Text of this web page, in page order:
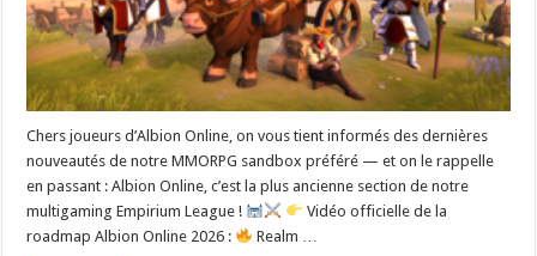
Chers joueurs d’Albion Online, on vous tient informés des dernières
nouveautés de notre MMORPG sandbox préféré — et on le rappelle
en passant : Albion Online, c’est la plus ancienne section de notre
multigaming Empirium League !
Vidéo officielle de la
roadmap Albion Online 2026 :
Realm …